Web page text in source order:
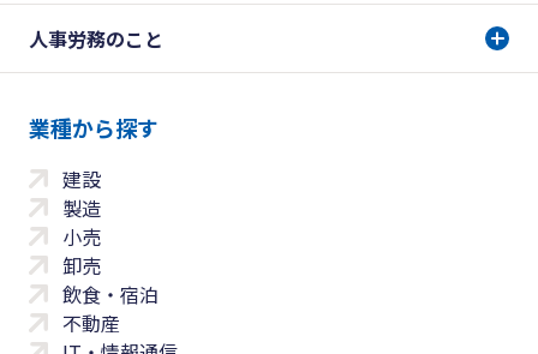
人事労務のこと
業種から探す
建設
製造
小売
卸売
飲食・宿泊
不動産